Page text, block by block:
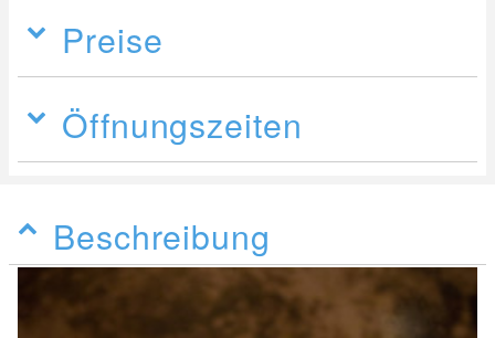
Preise
Öffnungszeiten
Beschreibung